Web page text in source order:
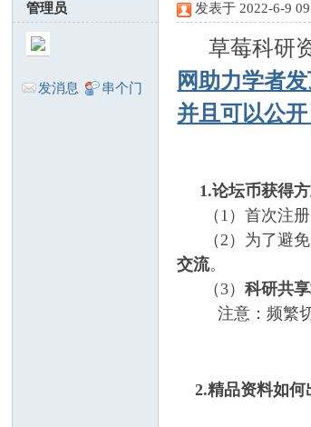
管理员
发消息 串个门
发表于 2022-6-9
草莓科研
网助力学者
并且可以公开
1.论坛币获得
（1）首次注册
（2）为了避免
交流。
（3）科研共
注意：频繁切
2.精品资料如何